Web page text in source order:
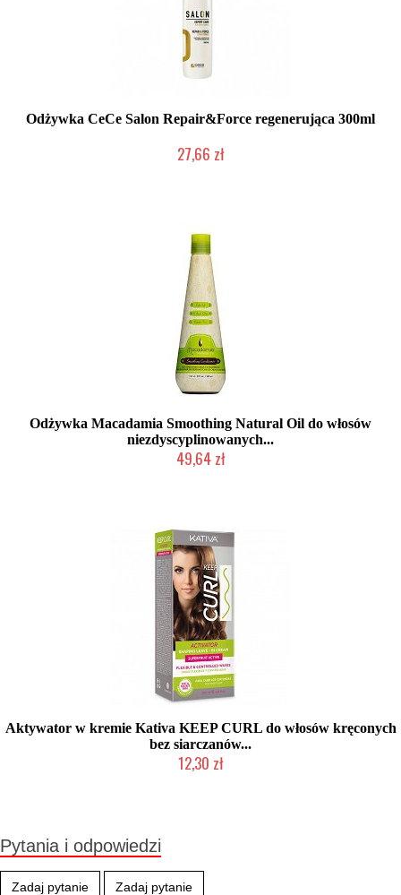
Odżywka CeCe Salon Repair&Force regenerująca 300ml
27,66 zł
Odżywka Macadamia Smoothing Natural Oil do włosów
niezdyscyplinowanych...
49,64 zł
Aktywator w kremie Kativa KEEP CURL do włosów kręconych
bez siarczanów...
12,30 zł
Pytania i odpowiedzi
Zadaj pytanie Zadaj pytanie